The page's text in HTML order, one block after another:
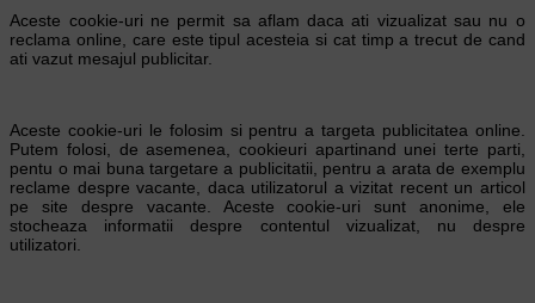
Aceste cookie-uri ne permit sa aflam daca ati vizualizat sau nu o
reclama online, care este tipul acesteia si cat timp a trecut de cand
ati vazut mesajul publicitar.
Aceste cookie-uri le folosim si pentru a targeta publicitatea online.
Putem folosi, de asemenea, cookieuri apartinand unei terte parti,
pentu o mai buna targetare a publicitatii, pentru a arata de exemplu
reclame despre vacante, daca utilizatorul a vizitat recent un articol
pe site despre vacante. Aceste cookie-uri sunt anonime, ele
stocheaza informatii despre contentul vizualizat, nu despre
utilizatori.